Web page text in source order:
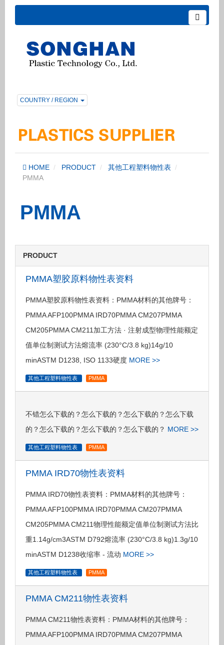
COUNTRY / REGION
HOME PRODUCT
其他工程塑料物性表
PMMA
PMMA
PRODUCT
PMMA塑胶原料物性表资料
PMMA塑胶原料物性表资料：PMMA材料的其他牌号：
PMMA AFP100PMMA IRD70PMMA CM207PMMA
CM205PMMA CM211加工方法 · 注射成型物理性能额定
值单位制测试方法熔流率 (230°C/3.8 kg)14g/10
minASTM D1238, ISO 1133硬度 MORE >>
其他工程塑料物性表 PMMA
不错怎么下载的？怎么下载的？怎么下载的？怎么下载
的？怎么下载的？怎么下载的？怎么下载的？ MORE >>
其他工程塑料物性表 PMMA
PMMA IRD70物性表资料
PMMA IRD70物性表资料：PMMA材料的其他牌号：
PMMA AFP100PMMA IRD70PMMA CM207PMMA
CM205PMMA CM211物理性能额定值单位制测试方法比
重1.14g/cm3ASTM D792熔流率 (230°C/3.8 kg)1.3g/10
minASTM D1238收缩率 - 流动 MORE >>
其他工程塑料物性表 PMMA
PMMA CM211物性表资料
PMMA CM211物性表资料：PMMA材料的其他牌号：
PMMA AFP100PMMA IRD70PMMA CM207PMMA